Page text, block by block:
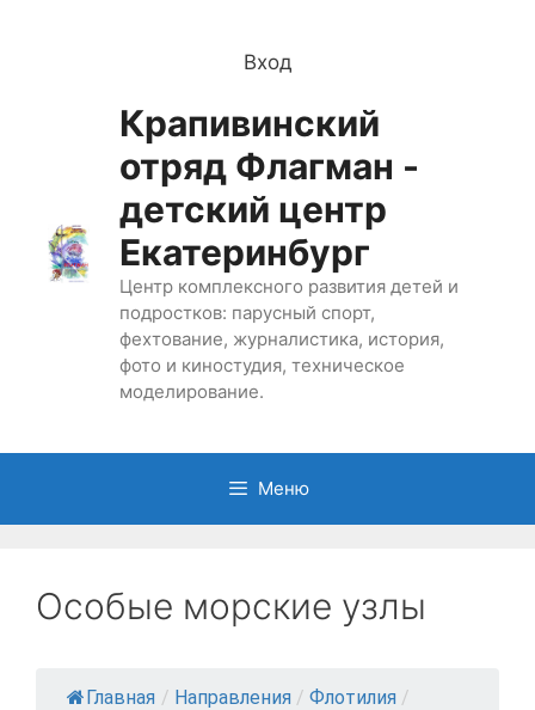
Вход
Крапивинский
отряд Флагман -
детский центр
Екатеринбург
Центр комплексного развития детей и
подростков: парусный спорт,
фехтование, журналистика, история,
фото и киностудия, техническое
моделирование.
Меню
Особые морские узлы
Главная / Направления / Флотилия /